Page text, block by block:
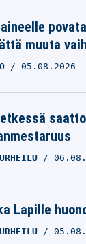
muuta
05.08.2026
Lapille